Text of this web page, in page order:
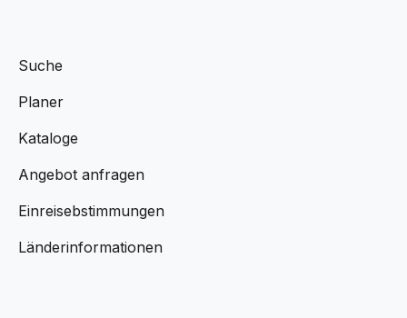
Suche
Planer
Kataloge
Angebot anfragen
Einreisebstimmungen
Länderinformationen